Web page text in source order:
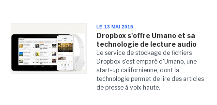
LE 13 MAI 2015
Dropbox s'offre Umano et sa
technologie de lecture audio
Le service de stockage de fichiers
Dropbox s'est emparé d'Umano, une
start-up californienne, dont la
technologie permet de lire des articles
de presse à voix haute.